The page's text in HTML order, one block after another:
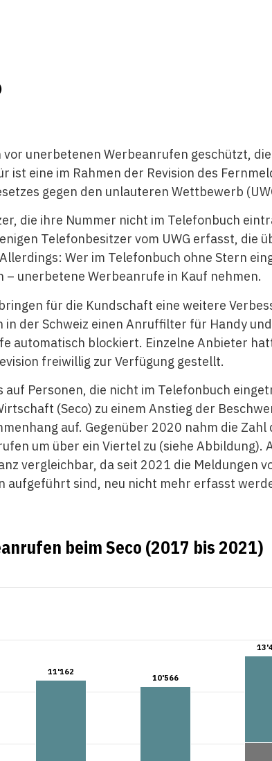
unerbetenen Werbeanrufen geschützt,
ist eine im Rahmen der Revision des
gegen den unlauteren Wettbewerb
die ihre Nummer nicht im Telefonbuch
Telefonbesitzer vom UWG erfasst, die
Wer im Telefonbuch ohne Stern
– unerbetene Werbeanrufe in Kauf nehmen.
für die Kundschaft eine weitere
der Schweiz einen Anruffilter für Handy
automatisch blockiert. Einzelne Anbieter
freiwillig zur Verfügung gestellt.
auf Personen, die nicht im Telefonbuch
(Seco) zu einem Anstieg der
auf. Gegenüber 2020 nahm die Zahl
um über ein Viertel zu (siehe Abbildung).
vergleichbar, da seit 2021 die Meldungen
aufgeführt sind, neu nicht mehr erfasst
beim Seco (2017 bis 2021)
11'162
11'162
10'566
10'566